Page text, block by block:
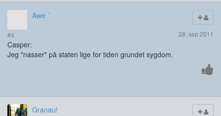
Awe ´
#4 28. sep 2011
Casper:
Jeg "nasser" på staten lige for tiden grundet sygdom.
Granau!